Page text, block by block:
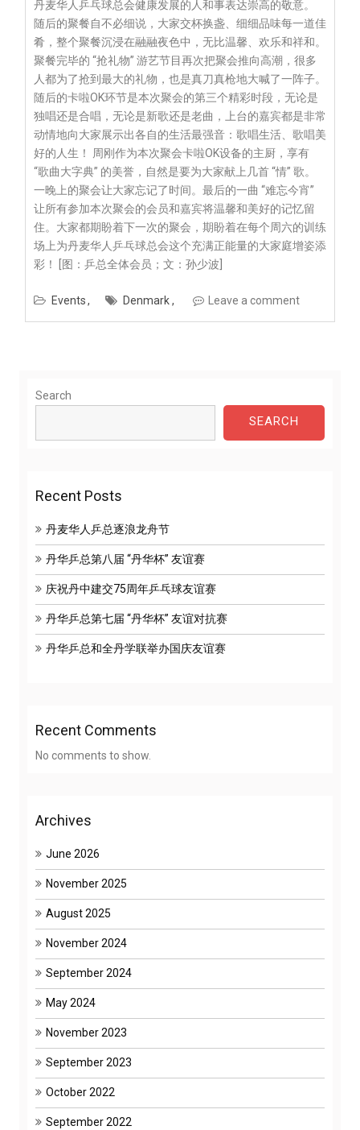
丹麦华人乒乓球总会健康发展的人和事表达崇高的敬意。
随后的聚餐自不必细说，大家交杯换盏、细细品味每一道佳
肴，整个聚餐沉浸在融融夜色中，无比温馨、欢乐和祥和。
聚餐完毕的 “抢礼物” 游艺节目再次把聚会推向高潮，很多
人都为了抢到最大的礼物，也是真刀真枪地大喊了一阵子。
随后的卡啦OK环节是本次聚会的第三个精彩时段，无论是
独唱还是合唱，无论是新歌还是老曲，上台的嘉宾都是非常
动情地向大家展示出各自的生活最强音：歌唱生活、歌唱美
好的人生！ 周刚作为本次聚会卡啦OK设备的主厨，享有
“歌曲大字典” 的美誉，自然是要为大家献上几首 “情” 歌。
一晚上的聚会让大家忘记了时间。最后的一曲 “难忘今宵”
让所有参加本次聚会的会员和嘉宾将温馨和美好的记忆留
住。大家都期盼着下一次的聚会，期盼着在每个周六的训练
场上为丹麦华人乒乓球总会这个充满正能量的大家庭增姿添
彩！ [图：乒总全体会员；文：孙少波]
Events Denmark Leave a comment
Search
SEARCH
Recent Posts
丹麦华人乒总逐浪龙舟节
丹华乒总第八届 “丹华杯” 友谊赛
庆祝丹中建交75周年乒乓球友谊赛
丹华乒总第七届 “丹华杯” 友谊对抗赛
丹华乒总和全丹学联举办国庆友谊赛
Recent Comments
No comments to show.
Archives
June 2026
November 2025
August 2025
November 2024
September 2024
May 2024
November 2023
September 2023
October 2022
September 2022